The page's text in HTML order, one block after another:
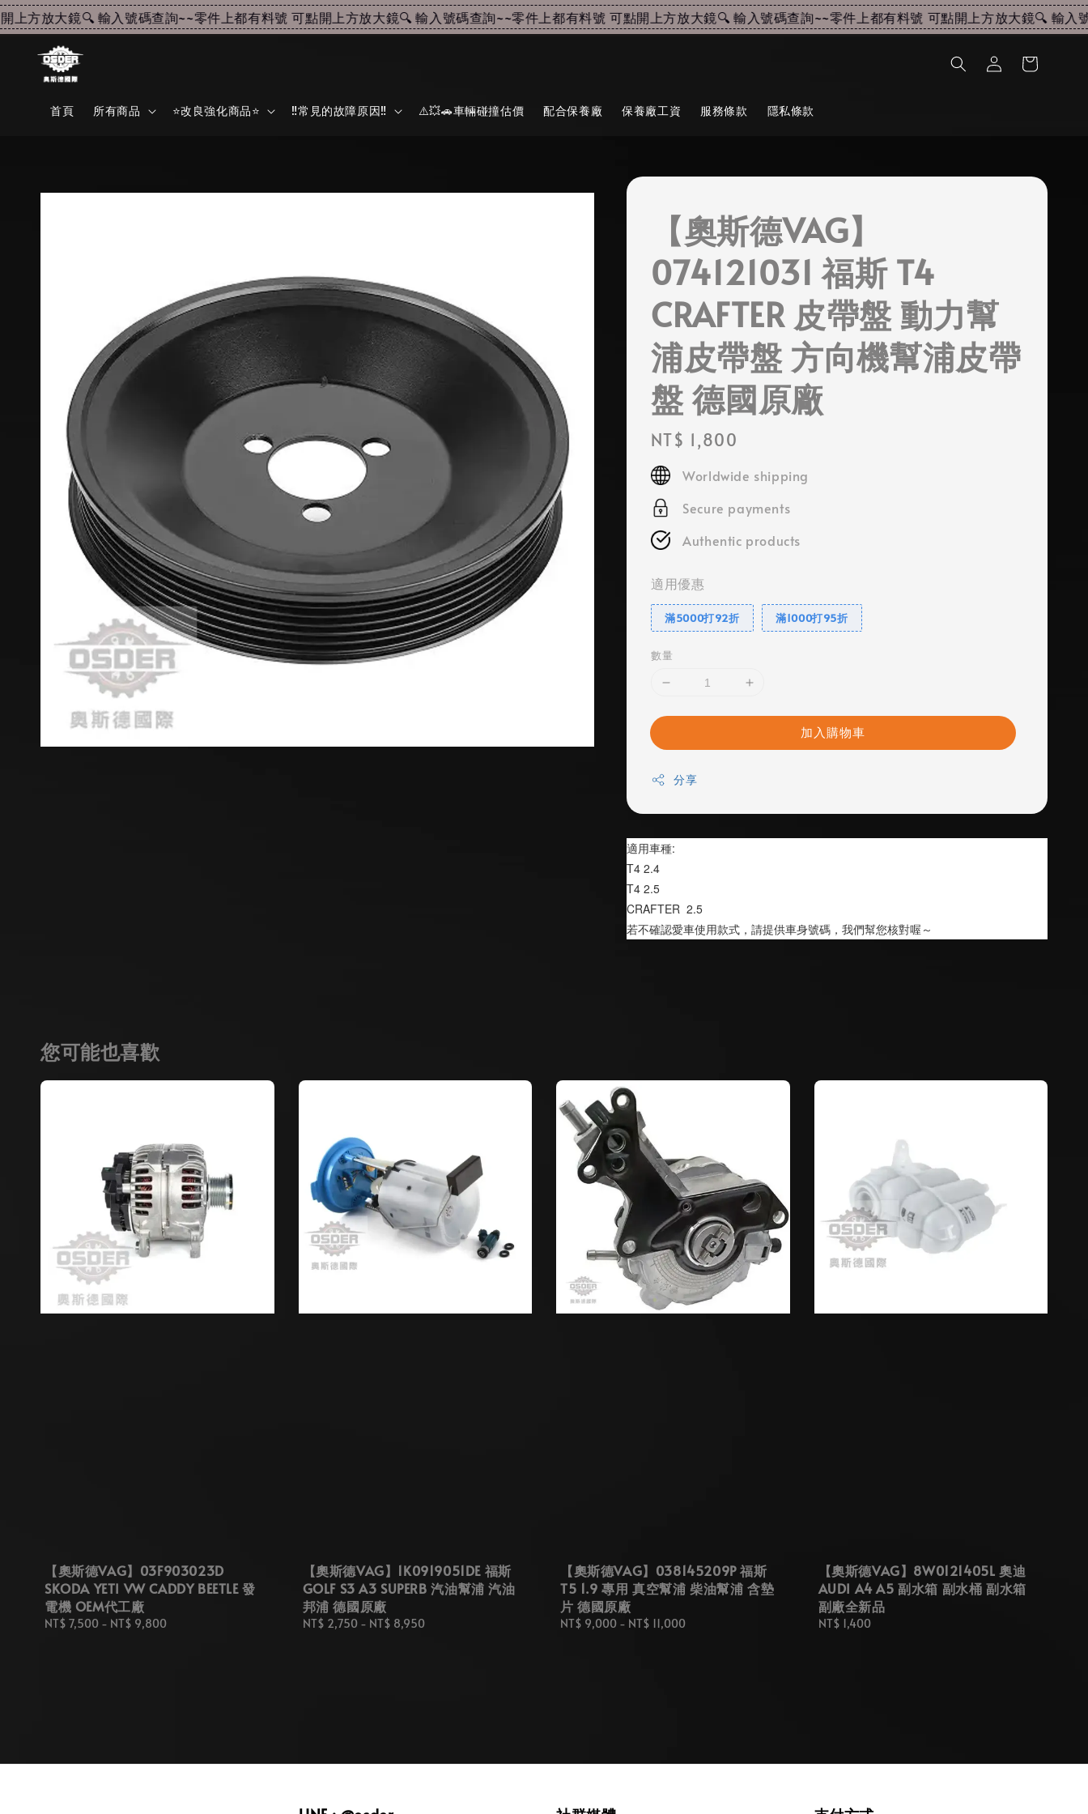
方放大鏡🔍 輸入號碼查詢~~零件上都有料號 可點開上方放大鏡🔍 輸入號碼查詢~~零件上都有料號 可點開上方放大鏡🔍 輸入號碼查詢~~零件上都有料號 可點開上方放大鏡🔍 輸入號
首頁 所有商品 ⭐改良強化商品⭐ ‼️常見的故障原因‼️ ⚠️💥🚗車輛碰撞估價 配合保養廠 保養廠工資 服務條款 隱私條款
【奧斯德VAG】
074121031 福斯 T4
CRAFTER 皮帶盤 動力幫
浦皮帶盤 方向機幫浦皮帶
盤 德國原廠
Regular
price
NT$ 1,800
Worldwide shipping
Secure payments
Authentic products
適用優惠
滿5000打92折 滿1000打95折
數量
加入購物車
分享
適用車種:
T4 2.4
T4 2.5
CRAFTER  2.5
若不確認愛車使用款式，請提供車身號碼，我們幫您核對喔～
您可能也喜歡
【奧斯德VAG】03F903023D
SKODA YETI VW CADDY BEETLE 發
電機 OEM代工廠
Regular
NT$ 7,500 - NT$ 9,800
【奧斯德VAG】1K0919051DE 福斯
GOLF S3 A3 SUPERB 汽油幫浦 汽油
邦浦 德國原廠
Regular
NT$ 2,750- NT$ 8,950
【奧斯德VAG】038145209P 福斯
T5 1.9 專用 真空幫浦 柴油幫浦 含墊
片 德國原廠
Regular
NT$ 9,000 - NT$ 11,000
【奧斯德VAG】8W0121405L 奧迪
AUDI A4 A5 副水箱 副水桶 副水箱
副廠全新品
Regular
NT$ 1,400